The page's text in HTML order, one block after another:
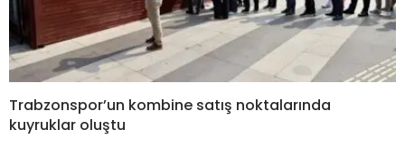
Trabzonspor’un kombine satış noktalarında
kuyruklar oluştu